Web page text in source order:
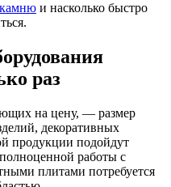
камню и насколько быстро
раз
на цену, — размер
декоративных
продукции подойдут
работы с
плитами потребуется